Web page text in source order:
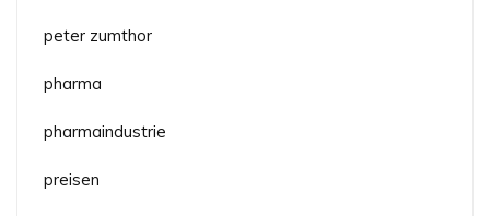
peter zumthor
pharma
pharmaindustrie
preisen